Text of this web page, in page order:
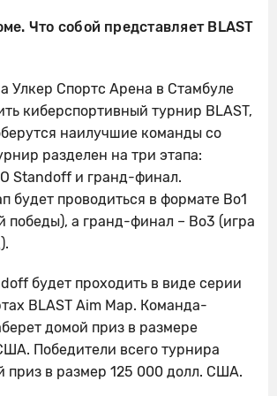
Что собой представляет BLAST
Улкер Спортс Арена в Стамбуле
киберспортивный турнир BLAST,
наилучшие команды со
разделен на три этапа:
Standoff и гранд-финал.
будет проводиться в формате Bo1
победы), а гранд-финал – Bo3 (игра
будет проходить в виде серии
BLAST Aim Map. Команда-
домой приз в размере
Победители всего турнира
приз в размер 125 000 долл. США.